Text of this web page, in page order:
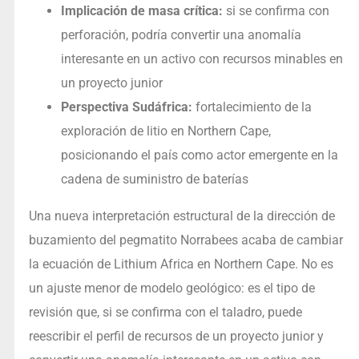
Implicación de masa crítica: si se confirma con
perforación, podría convertir una anomalía
interesante en un activo con recursos minables en
un proyecto junior
Perspectiva Sudáfrica: fortalecimiento de la
exploración de litio en Northern Cape,
posicionando el país como actor emergente en la
cadena de suministro de baterías
Una nueva interpretación estructural de la dirección de
buzamiento del pegmatito Norrabees acaba de cambiar
la ecuación de Lithium Africa en Northern Cape. No es
un ajuste menor de modelo geológico: es el tipo de
revisión que, si se confirma con el taladro, puede
reescribir el perfil de recursos de un proyecto junior y